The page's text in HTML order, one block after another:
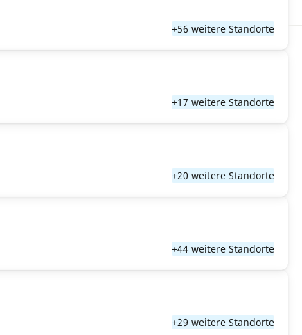
+56 weitere Standorte
+17 weitere Standorte
+20 weitere Standorte
+44 weitere Standorte
+29 weitere Standorte